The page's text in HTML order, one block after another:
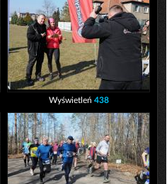
Wyświetleń 438